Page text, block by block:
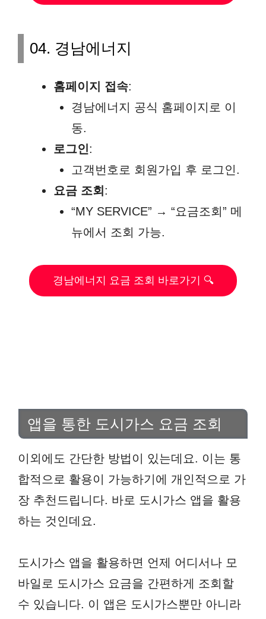
04. 경남에너지
홈페이지 접속:
경남에너지 공식 홈페이지로 이
동.
로그인:
고객번호로 회원가입 후 로그인.
요금 조회:
“MY SERVICE” → “요금조회” 메
뉴에서 조회 가능.
경남에너지 요금 조회 바로가기 🔍
앱을 통한 도시가스 요금 조회
이외에도 간단한 방법이 있는데요. 이는 통
합적으로 활용이 가능하기에 개인적으로 가
장 추천드립니다. 바로 도시가스 앱을 활용
하는 것인데요.
도시가스 앱을 활용하면 언제 어디서나 모
바일로 도시가스 요금을 간편하게 조회할
수 있습니다. 이 앱은 도시가스뿐만 아니라